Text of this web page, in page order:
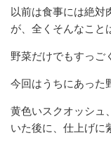
以前は食事には絶対
が、全くそんなこと
野菜だけでもすっご
今回はうちにあった
黄色いスクオッシュ
いた後に、仕上げに